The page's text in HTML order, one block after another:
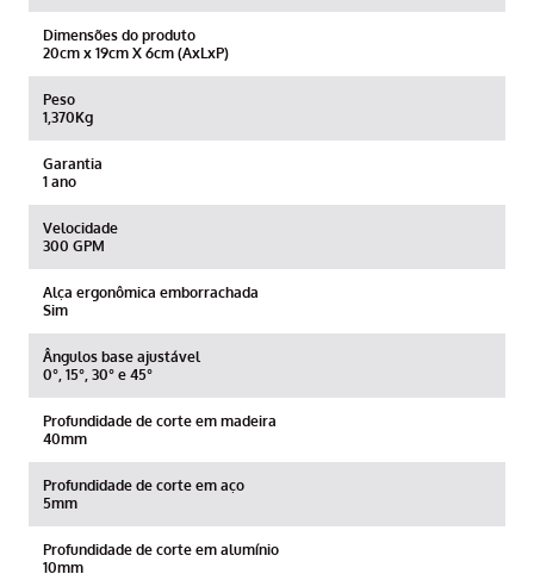
Dimensões do produto
20cm x 19cm X 6cm (AxLxP)
Peso
1,370Kg
Garantia
1 ano
Velocidade
300 GPM
Alça ergonômica emborrachada
Sim
Ângulos base ajustável
0°, 15°, 30° e 45°
Profundidade de corte em madeira
40mm
Profundidade de corte em aço
5mm
Profundidade de corte em alumínio
10mm